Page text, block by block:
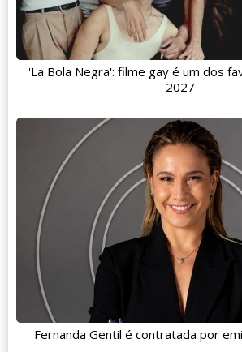
'La Bola Negra': filme gay é um dos
2027
Fernanda Gentil é contratada por